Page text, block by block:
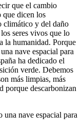
que el cambio
que dicen los
climático y del daño
seres vivos que lo
la humanidad. Porque
nave espacial para
ha dedicado el
verde. Debemos
más limpias, más
porque descarbonizan
una nave espacial para